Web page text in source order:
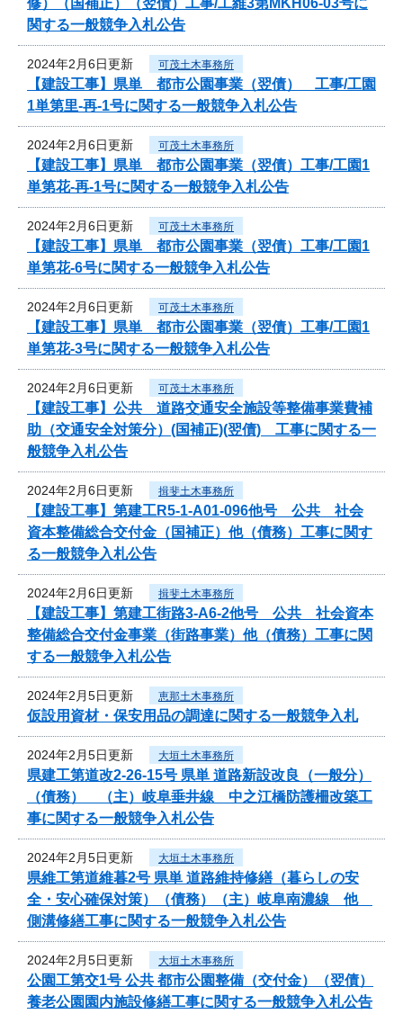
関する一般競争入札公告
2024年2月6日更新 可茂土木事務所
【建設工事】県単 都市公園事業（翌債） 工事/工園
1単第里-再-1号に関する一般競争入札公告
2024年2月6日更新 可茂土木事務所
【建設工事】県単 都市公園事業（翌債）工事/工園1
単第花-再-1号に関する一般競争入札公告
2024年2月6日更新 可茂土木事務所
【建設工事】県単 都市公園事業（翌債）工事/工園1
単第花-6号に関する一般競争入札公告
2024年2月6日更新 可茂土木事務所
【建設工事】県単 都市公園事業（翌債）工事/工園1
単第花-3号に関する一般競争入札公告
2024年2月6日更新 可茂土木事務所
【建設工事】公共 道路交通安全施設等整備事業費補
助（交通安全対策分）(国補正)(翌債) 工事に関する一
般競争入札公告
2024年2月6日更新 揖斐土木事務所
【建設工事】第建工R5-1-A01-096他号 公共 社会
資本整備総合交付金（国補正）他（債務）工事に関す
る一般競争入札公告
2024年2月6日更新 揖斐土木事務所
【建設工事】第建工街路3-A6-2他号 公共 社会資本
整備総合交付金事業（街路事業）他（債務）工事に関
する一般競争入札公告
2024年2月5日更新 恵那土木事務所
仮設用資材・保安用品の調達に関する一般競争入札
2024年2月5日更新 大垣土木事務所
県建工第道改2-26-15号 県単 道路新設改良（一般分）
（債務） （主）岐阜垂井線 中之江橋防護柵改築工
事に関する一般競争入札公告
2024年2月5日更新 大垣土木事務所
県維工第道維暮2号 県単 道路維持修繕（暮らしの安
全・安心確保対策）（債務）（主）岐阜南濃線 他
側溝修繕工事に関する一般競争入札公告
2024年2月5日更新 大垣土木事務所
公園工第交1号 公共 都市公園整備（交付金）（翌債）
養老公園園内施設修繕工事に関する一般競争入札公告